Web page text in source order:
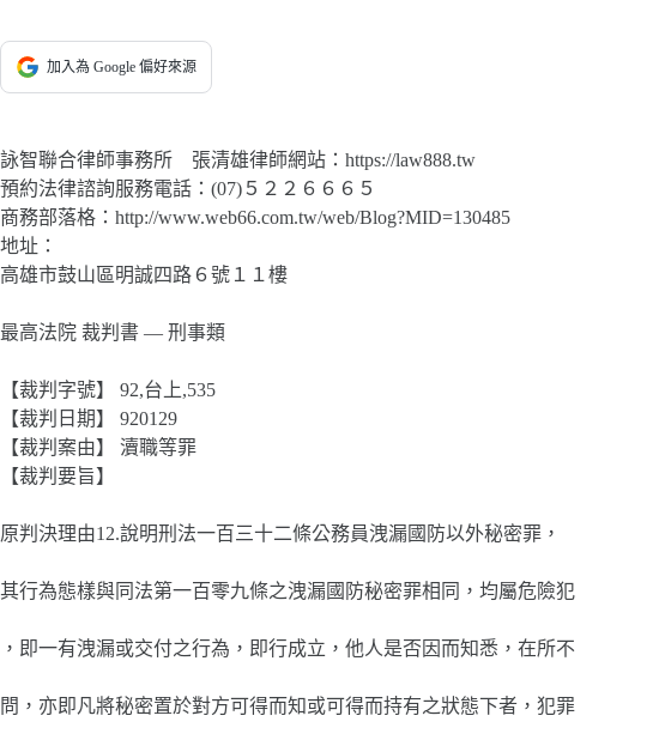
加入為 Google 偏好來源
詠智聯合律師事務所 張清雄律師網站：https://law888.tw
預約法律諮詢服務電話：(07)５２２６６６５
商務部落格：http://www.web66.com.tw/web/Blog?MID=130485
地址：
高雄市鼓山區明誠四路６號１１樓
最高法院 裁判書 — 刑事類
【裁判字號】 92,台上,535
【裁判日期】 920129
【裁判案由】 瀆職等罪
【裁判要旨】
原判決理由12.說明刑法一百三十二條公務員洩漏國防以外秘密罪，
其行為態樣與同法第一百零九條之洩漏國防秘密罪相同，均屬危險犯
，即一有洩漏或交付之行為，即行成立，他人是否因而知悉，在所不
問，亦即凡將秘密置於對方可得而知或可得而持有之狀態下者，犯罪